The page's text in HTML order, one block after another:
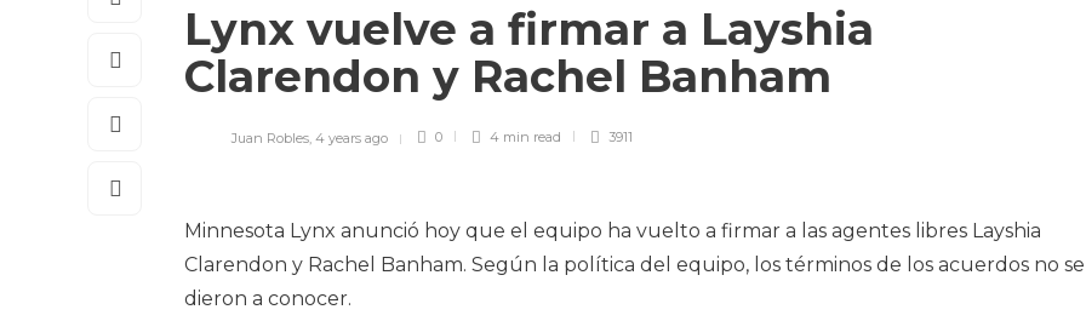
Lynx vuelve a firmar a Layshia
Clarendon y Rachel Banham
Juan Robles 4 years ago 0 4 min read 3911
Minnesota Lynx anunció hoy que el equipo ha vuelto a firmar a las agentes libres Layshia
Clarendon y Rachel Banham. Según la política del equipo, los términos de los acuerdos no se
dieron a conocer.